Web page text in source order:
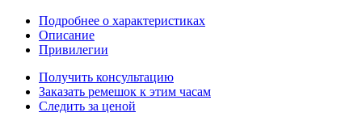
Подробнее о характеристиках
Описание
Привилегии
Получить консультацию
Заказать ремешок к этим часам
Следить за ценой